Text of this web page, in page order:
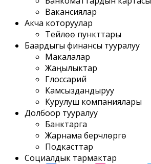
Вакансиялар
Акча которуулар
Тейлөө пункттары
Баардыгы финансы тууралуу
Макалалар
Жаңылыктар
Глоссарий
Камсыздандыруу
Курулуш компаниялары
Долбоор тууралуу
Банктарга
Жарнама берүүчүлөргө
Подкасттар
Социалдык тармактар